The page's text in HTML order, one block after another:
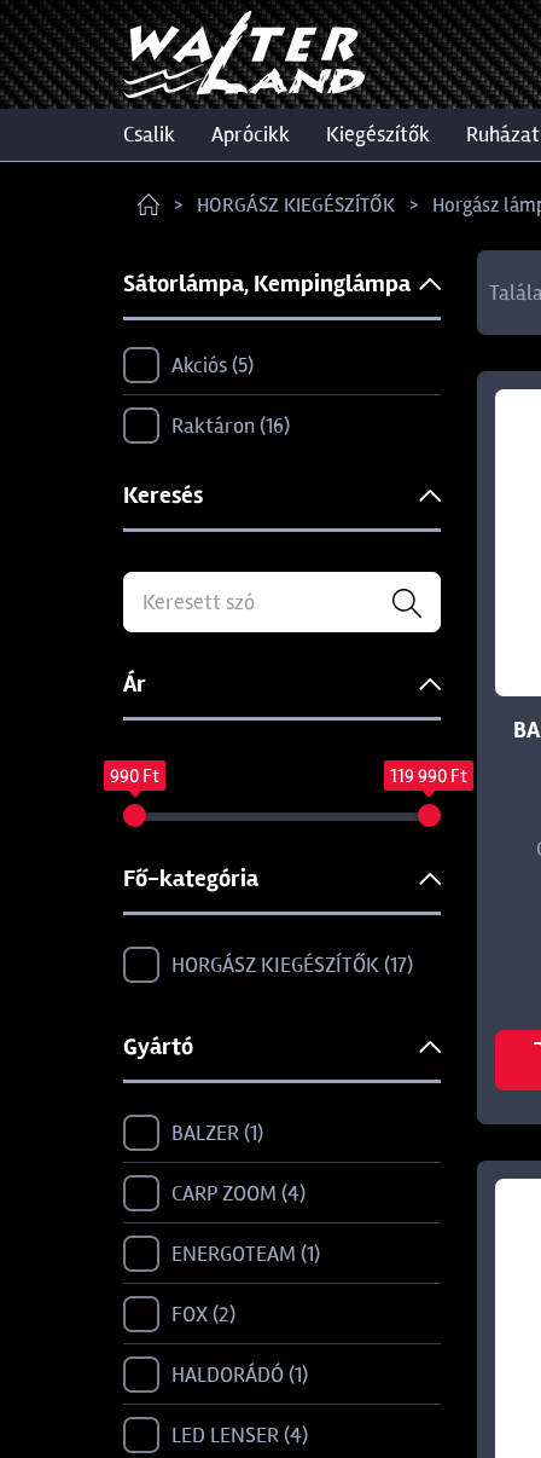
csalik aprócikk kiegészítők ruházat
HORGÁSZ KIEGÉSZÍTŐK Horgász
Sátorlámpa, Kempinglámpa
Akciós 5
Raktáron 16
Keresés
Ár
990 Ft 119 990 Ft
Fő-kategória
HORGÁSZ KIEGÉSZÍTŐK 17
Gyártó
BALZER 1
CARP ZOOM 4
ENERGOTEAM 1
FOX 2
HALDORÁDÓ 1
LED LENSER 4